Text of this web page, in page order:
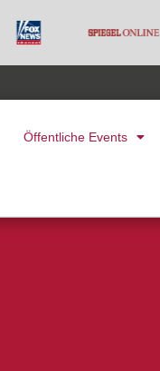
Öffentliche Events